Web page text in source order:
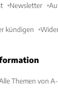
Newsletter
kündigen
Themen von